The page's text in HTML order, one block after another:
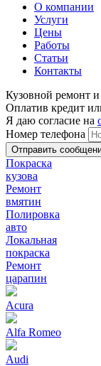
О компании
Услуги
Цены
Работы
Статьи
Контакты
Кузовной ремонт
Оплатив кредит
Я даю согласие на
Номер телефона
Покраска
кузова
Ремонт
вмятин
Полировка
авто
Локальная
покраска
Ремонт
царапин
Acura
Alfa Romeo
Audi